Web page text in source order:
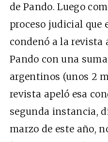
de Pando. Luego
proceso judicial
condenó a la revista
Pando con una
argentinos (unos 2
revista apeló esa
segunda instancia,
marzo de este año,